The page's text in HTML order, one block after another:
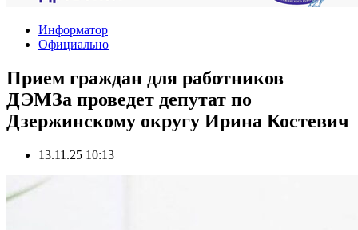
Информатор
Официально
Прием граждан для работников
ДЭМЗа проведет депутат по
Дзержинскому округу Ирина Костевич
13.11.25 10:13